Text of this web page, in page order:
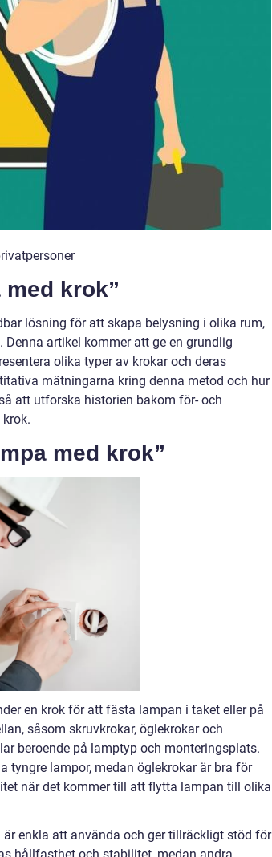
krok”
lösning för att skapa belysning i olika rum,
artikel kommer att ge en grundlig
olika typer av krokar och deras
mätningarna kring denna metod och hur
att utforska historien bakom för- och
med krok”
en krok för att fästa lampan i taket eller på
såsom skruvkrokar, öglekrokar och
beroende på lamptyp och monteringsplats.
tyngre lampor, medan öglekrokar är bra för
när det kommer till att flytta lampan till olika
enkla att använda och ger tillräckligt stöd för